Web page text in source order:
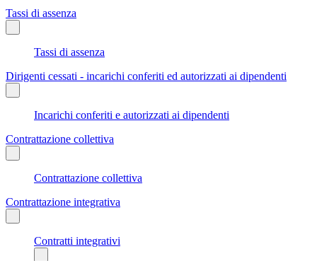
Tassi di assenza
Tassi di assenza
Dirigenti cessati - incarichi conferiti ed autorizzati ai dipendenti
Incarichi conferiti e autorizzati ai dipendenti
Contrattazione collettiva
Contrattazione collettiva
Contrattazione integrativa
Contratti integrativi